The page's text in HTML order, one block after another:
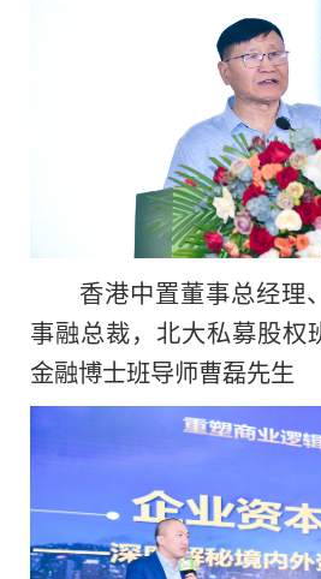
香港中置董事总经理
事融总裁，北大私募股权
金融博士班导师曹磊先生